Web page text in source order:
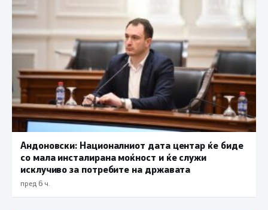
Андоновски: Националниот дата центар ќе биде
со мала инсталирана моќност и ќе служи
исклучиво за потребите на државата
пред 6 ч.